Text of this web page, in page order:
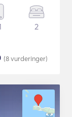
2
(8vurderinger)